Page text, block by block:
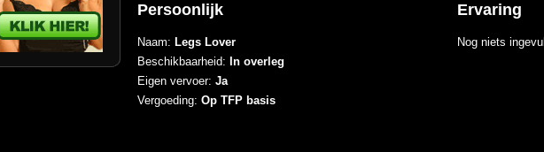
Persoonlijk
Naam: Legs Lover
Beschikbaarheid: In overleg
Eigen vervoer: Ja
Vergoeding: Op TFP basis
Ervaring
Nog niets